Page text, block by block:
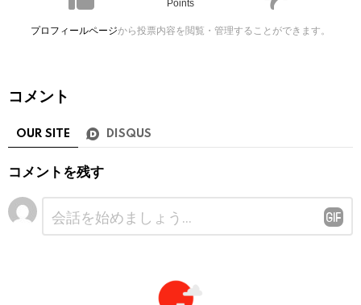
Points
プロフィールページから投票内容を閲覧・管理することができます。
コメント
OUR SITE DISQUS
コメントを残す